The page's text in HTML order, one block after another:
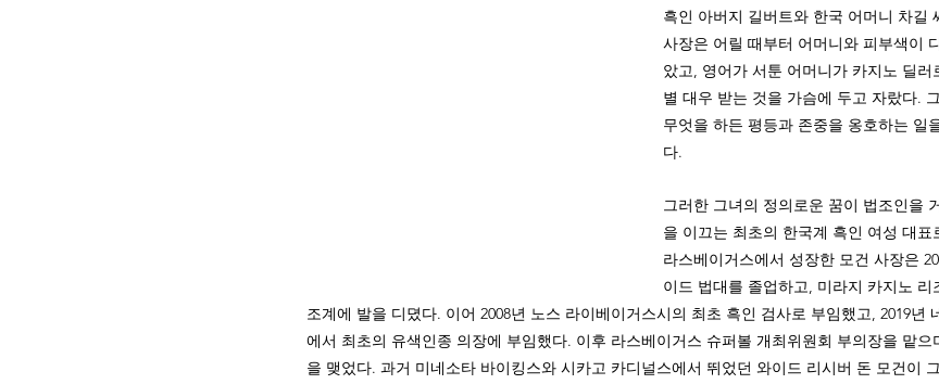
흑인 아버지 길버트와 한국 어머니 차길
사장은 어릴 때부터 어머니와 피부색이
았고, 영어가 서툰 어머니가 카지노 딜
별 대우 받는 것을 가슴에 두고 자랐다.
무엇을 하든 평등과 존중을 옹호하는 일
다.
그러한 그녀의 정의로운 꿈이 법조인을
을 이끄는 최초의 한국계 흑인 여성 대표
라스베이거스에서 성장한 모건 사장은
이드 법대를 졸업하고, 미라지 카지노 리
조계에 발을 디뎠다. 이어 2008년 노스 라이베이거스시의 최초 흑인 검사로 부임했고, 2019년
에서 최초의 유색인종 의장에 부임했다. 이후 라스베이거스 슈퍼볼 개최위원회 부의장을 맡으
을 맺었다. 과거 미네소타 바이킹스와 시카고 카디널스에서 뛰었던 와이드 리시버 돈 모건이